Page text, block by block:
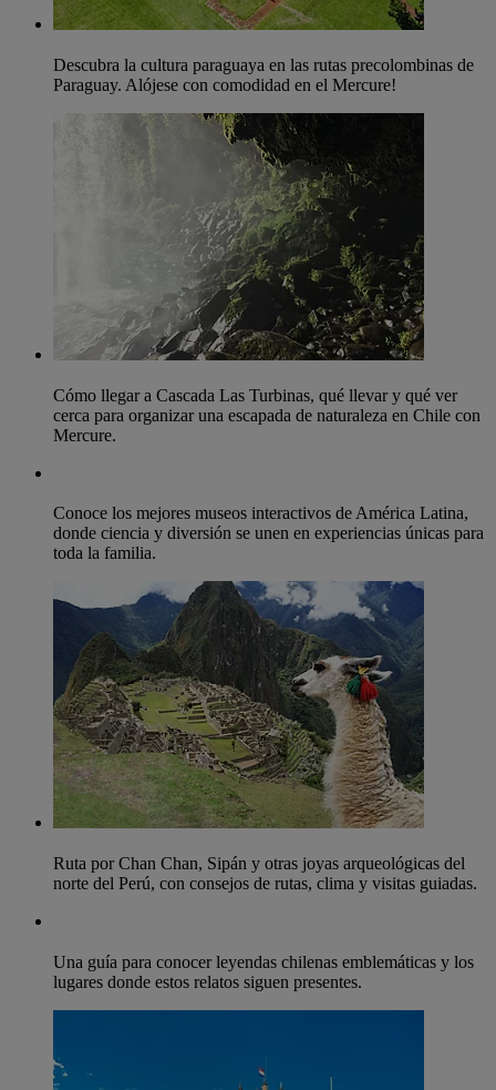
Descubra la cultura paraguaya en las rutas precolombinas de
Paraguay. Alójese con comodidad en el Mercure!
Cómo llegar a Cascada Las Turbinas, qué llevar y qué ver
cerca para organizar una escapada de naturaleza en Chile con
Mercure.
Conoce los mejores museos interactivos de América Latina,
donde ciencia y diversión se unen en experiencias únicas para
toda la familia.
Ruta por Chan Chan, Sipán y otras joyas arqueológicas del
norte del Perú, con consejos de rutas, clima y visitas guiadas.
Una guía para conocer leyendas chilenas emblemáticas y los
lugares donde estos relatos siguen presentes.